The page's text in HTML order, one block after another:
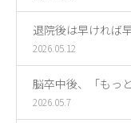
退院後は早ければ
2026.05.12
脳卒中後、「もっ
2026.05.7